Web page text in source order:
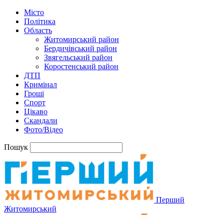
Місто
Політика
Область
Житомирський район
Бердичівський район
Звягельський район
Коростенський район
ДТП
Кримінал
Гроші
Спорт
Цікаво
Скандали
Фото/Відео
Пошук
Перший
Житомирський